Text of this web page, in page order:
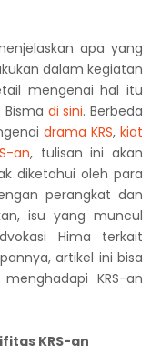
apa yang
dalam kegiatan
mengenai hal itu
di sini. Berbeda
drama KRS,kiat
an, tulisan ini akan
diketahui oleh para
perangkat dan
isu yang muncul
Hima terkait
artikel ini bisa
KRS-an
KRS-an